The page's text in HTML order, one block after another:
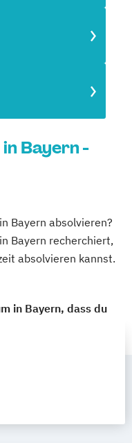
Bayern -
Bayern absolvieren?
Bayern recherchiert,
absolvieren kannst.
in Bayern, dass du